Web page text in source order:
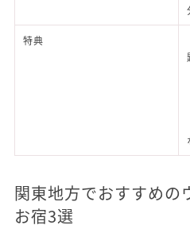
特典
関東地方でおすすめの
お宿3選